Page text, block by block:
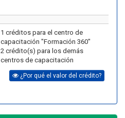
1 créditos para el centro de
capacitación "Formación 360"
2 crédito(s) para los demás
centros de capacitación
¿Por qué el valor del crédito?